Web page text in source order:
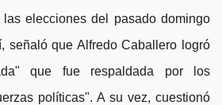
elecciones del pasado domingo
señaló que Alfredo Caballero logró
que fue respaldada por los
políticas". A su vez, cuestionó